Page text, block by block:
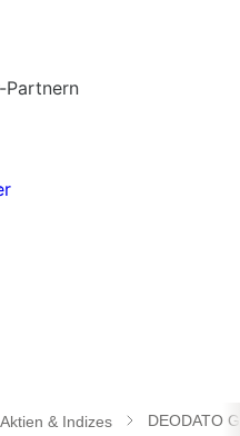
Aktien & Indizes DEODATO
Partnern